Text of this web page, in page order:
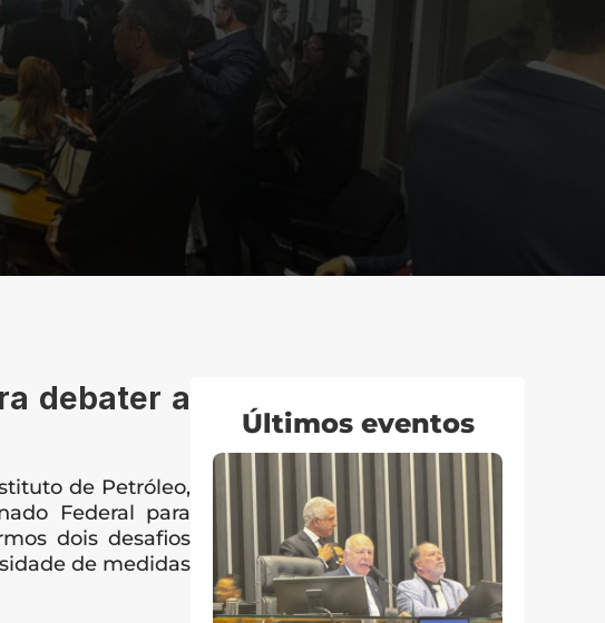
debater a
de Petróleo,
Federal para
dois desafios
de medidas
Últimos eventos